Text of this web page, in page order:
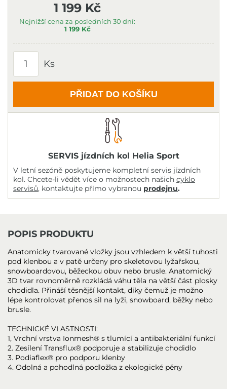
1 199 Kč
Nejnižší cena za posledních 30 dní:
1 199 Kč
Ks
PŘIDAT DO KOŠÍKU
SERVIS jízdních kol Helia Sport
V letní sezóně poskytujeme kompletní servis jízdních
kol. Chcete-li vědět více o možnostech našich cyklo
servisů, kontaktujte přímo vybranou prodejnu.
POPIS PRODUKTU
Anatomicky tvarované vložky jsou vzhledem k větší tuhosti
pod klenbou a v patě určeny pro skeletovou lyžařskou,
snowboardovou, běžeckou obuv nebo brusle. Anatomický
3D tvar rovnoměrně rozkládá váhu těla na větší část plosky
chodidla. Přináší těsnější kontakt, díky čemuž je možno
lépe kontrolovat přenos sil na lyži, snowboard, běžky nebo
brusle.
TECHNICKÉ VLASTNOSTI:
1, Vrchní vrstva Ionmesh® s tlumící a antibakteriální funkcí
2. Zesílení Transflux® podporuje a stabilizuje chodidlo
3. Podiaflex® pro podporu klenby
4. Odolná a pohodlná podložka z ekologické pěny